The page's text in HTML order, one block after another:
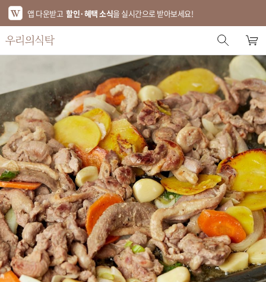
앱 다운받고 할인·혜택 소식을 실시간으로 받아보세요!
스토어 홈
에디터 추천
한정특가
베스트
신상품
기획전
브랜드
푸드
키친